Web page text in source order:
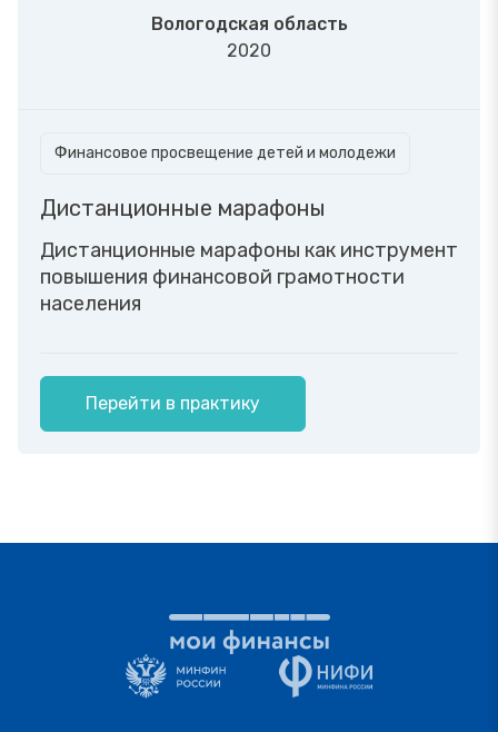
Вологодская область
2020
Финансовое просвещение детей и молодежи
Дистанционные марафоны
Дистанционные марафоны как инструмент
повышения финансовой грамотности
населения
Перейти в практику